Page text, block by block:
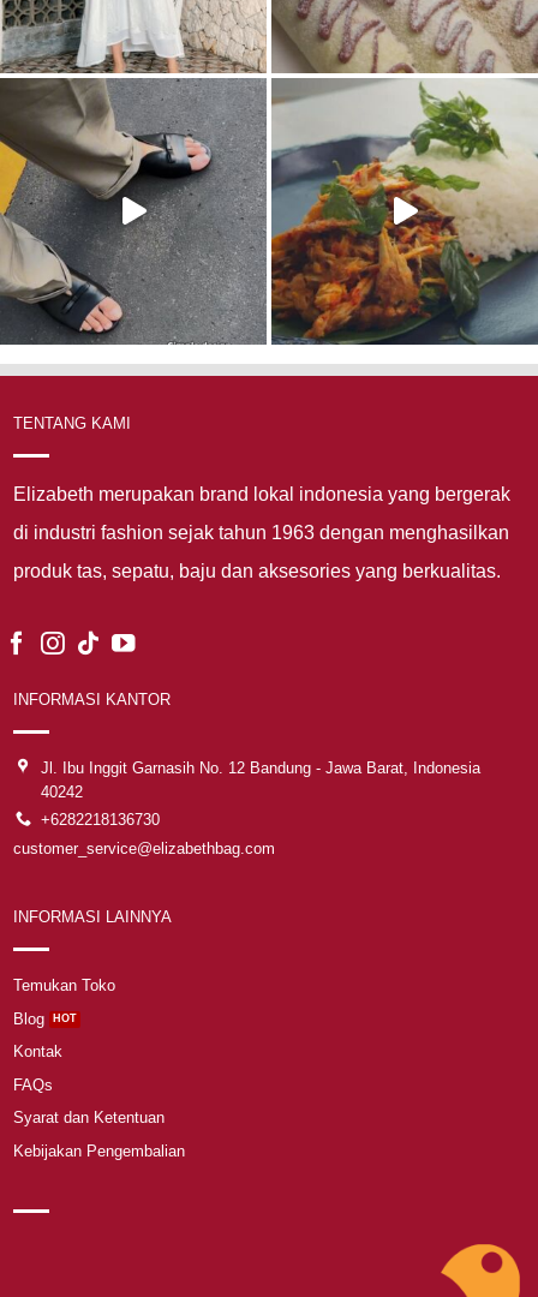
TENTANG KAMI
Elizabeth merupakan brand lokal indonesia yang bergerak
di industri fashion sejak tahun 1963 dengan menghasilkan
produk tas, sepatu, baju dan aksesories yang berkualitas.
INFORMASI KANTOR
Jl. Ibu Inggit Garnasih No. 12 Bandung - Jawa Barat, Indonesia
40242
+6282218136730
customer_service@elizabethbag.com
INFORMASI LAINNYA
Temukan Toko
Blog
Kontak
FAQs
Syarat dan Ketentuan
Kebijakan Pengembalian